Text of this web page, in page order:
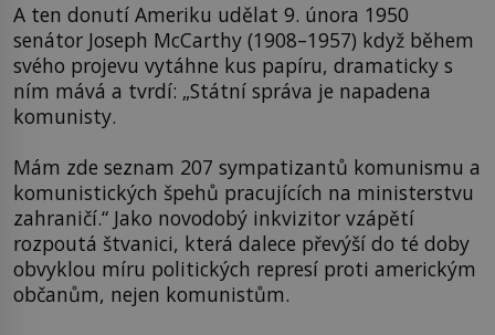
A ten donutí Ameriku udělat 9. února 1950
senátor Joseph McCarthy (1908–1957) když během
svého projevu vytáhne kus papíru, dramaticky s
ním mává a tvrdí: „Státní správa je napadena
komunisty.
Mám zde seznam 207 sympatizantů komunismu a
komunistických špehů pracujících na ministerstvu
zahraničí.“ Jako novodobý inkvizitor vzápětí
rozpoutá štvanici, která dalece převýší do té doby
obvyklou míru politických represí proti americkým
občanům, nejen komunistům.